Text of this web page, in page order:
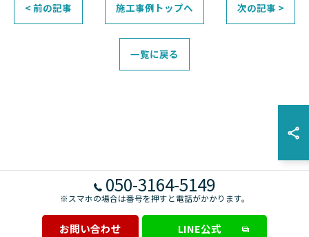
< 前の記事 施工事例トップへ 次の記事 >
一覧に戻る
050-3164-5149
※スマホの場合は番号を押すと電話がかかります。
お問い合わせ LINE公式